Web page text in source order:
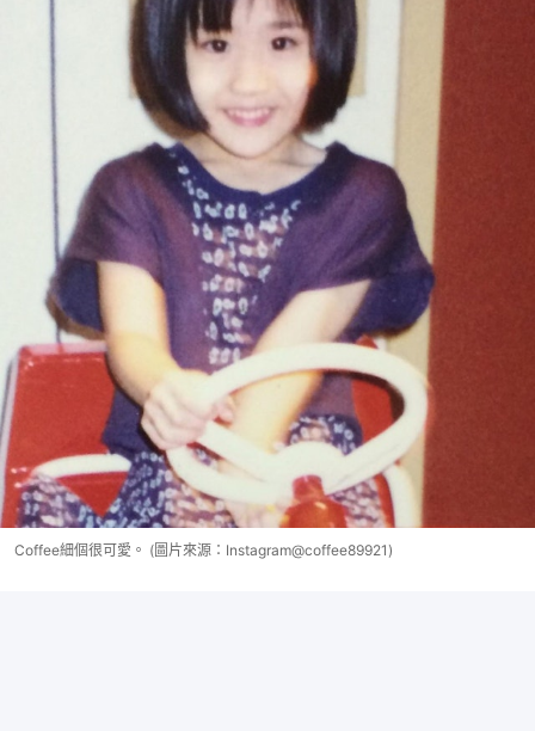
Coffee細個很可愛。 (圖片來源：Instagram@coffee89921)